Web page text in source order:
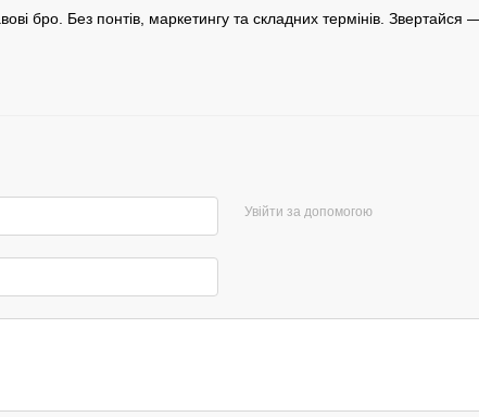
бро. Без понтів, маркетингу та складних термінів. Звертайся
Увійти за допомогою